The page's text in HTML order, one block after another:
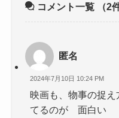
コメント一覧 （2
匿名
2024年7月10日 10:24 PM
映画も、物事の捉え
てるのが 面白い